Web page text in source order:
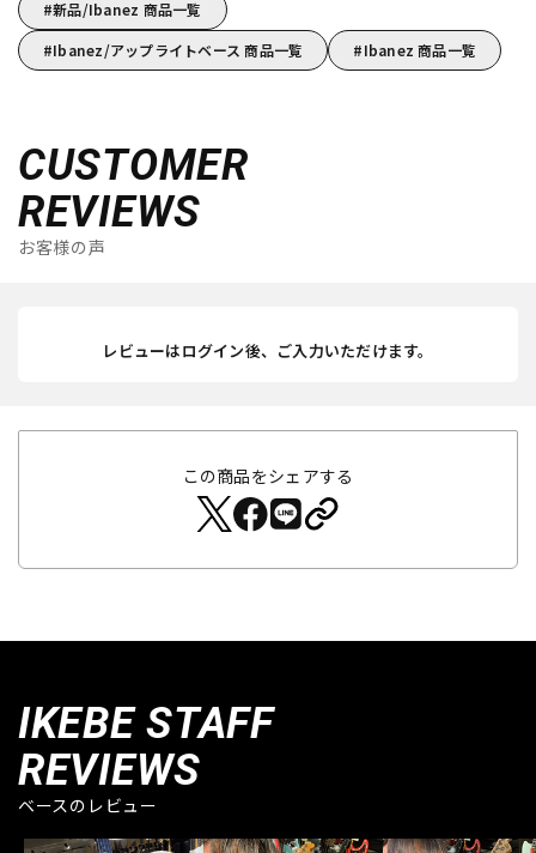
新品/Ibanez 商品一覧
Ibanez/アップライトベース 商品一覧
Ibanez 商品一覧
CUSTOMER
REVIEWS
お客様の声
レビューはログイン後、ご入力いただけます。
この商品をシェアする
IKEBE STAFF
REVIEWS
ベースのレビュー